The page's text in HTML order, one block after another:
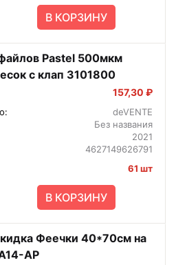
В КОРЗИНУ
с клап 3101800
157,30 ₽
deVENTE
Без названия
2021
4627149626791
61 шт
В КОРЗИНУ
Феечки 40*70см на
AP